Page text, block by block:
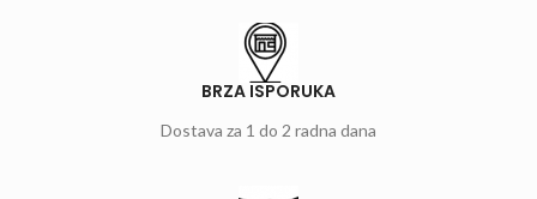
BRZA ISPORUKA
Dostava za 1 do 2 radna dana